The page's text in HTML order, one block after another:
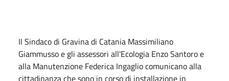
Il Sindaco di Gravina di Catania Massimiliano
Giammusso e gli assessori all'Ecologia Enzo Santoro e
alla Manutenzione Federica Ingaglio comunicano alla
cittadinanza che sono in corso di installazione in